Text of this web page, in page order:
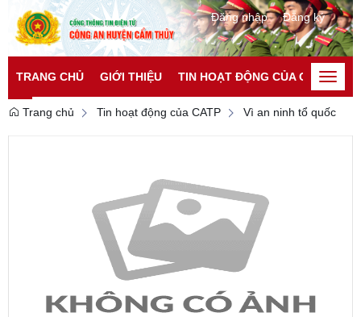
Đăng nhập Đăng ký
TRANG CHỦ GIỚI THIỆU TIN HOẠT ĐỘNG CỦA CATPToggle
Trang chủ
Tin hoạt động của CATP Vì an ninh tổ quốc